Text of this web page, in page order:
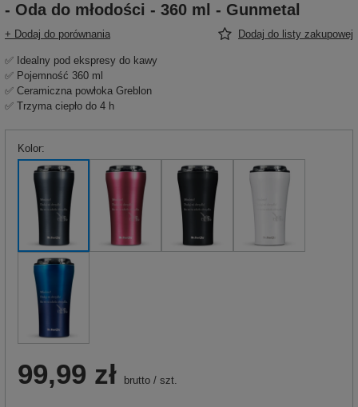
- Oda do młodości - 360 ml - Gunmetal
+ Dodaj do porównania Dodaj do listy zakupowej
✅ Idealny pod ekspresy do kawy
✅ Pojemność 360 ml
✅ Ceramiczna powłoka Greblon
✅ Trzyma ciepło do 4 h
Kolor
99,99 zł brutto / szt.